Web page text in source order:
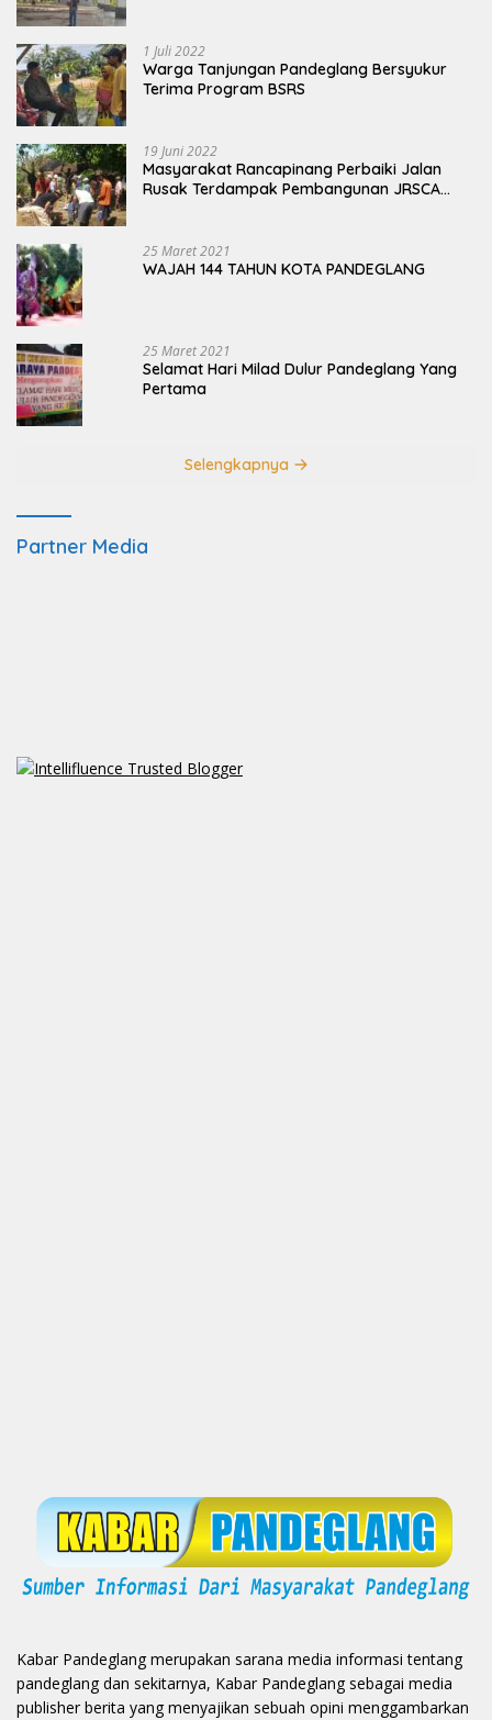
1 Juli 2022
Warga Tanjungan Pandeglang Bersyukur
Terima Program BSRS
19 Juni 2022
Masyarakat Rancapinang Perbaiki Jalan
Rusak Terdampak Pembangunan JRSCA
25 Maret 2021
WAJAH 144 TAHUN KOTA PANDEGLANG
25 Maret 2021
Selamat Hari Milad Dulur Pandeglang Yang
Pertama
Selengkapnya
Partner Media
Kabar Pandeglang merupakan sarana media informasi tentang
pandeglang dan sekitarnya, Kabar Pandeglang sebagai media
publisher berita yang menyajikan sebuah opini menggambarkan